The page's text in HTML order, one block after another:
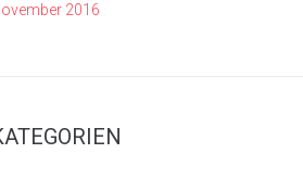
2016